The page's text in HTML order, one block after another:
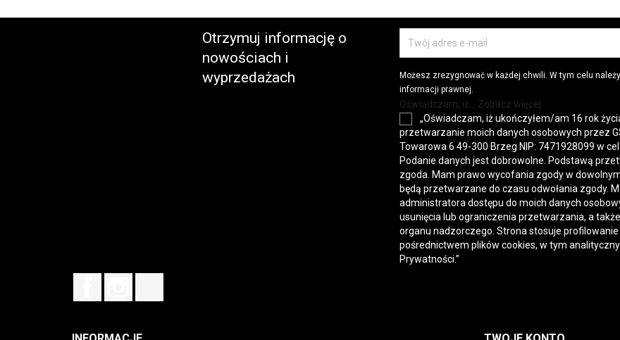
Otrzymuj informację o
nowościach i
wyprzedażach
Możesz zrezygnować w każdej chwili. W tym celu
informacji prawnej.
Oświadczam, iż... Zobacz więcej
„Oświadczam, iż ukończyłem/am 16 rok
przetwarzanie moich danych osobowych przez
Towarowa 6 49-300 Brzeg NIP: 7471928099 w
Podanie danych jest dobrowolne. Podstawą
zgoda. Mam prawo wycofania zgody w
będą przetwarzane do czasu odwołania zgody.
administratora dostępu do moich danych
usunięcia lub ograniczenia przetwarzania, a
organu nadzorczego. Strona stosuje
pośrednictwem plików cookies, w tym
Prywatności.”